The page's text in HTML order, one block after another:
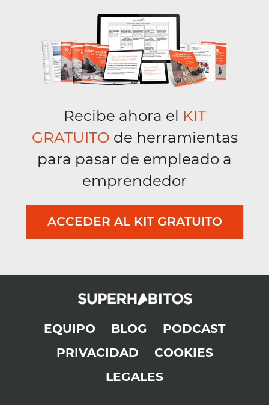
Recibe ahora el KIT
GRATUITO de herramientas
para pasar de empleado a
emprendedor
ACCEDER AL KIT GRATUITO
EQUIPO BLOG
PODCAST
PRIVACIDAD
COOKIES
LEGALES